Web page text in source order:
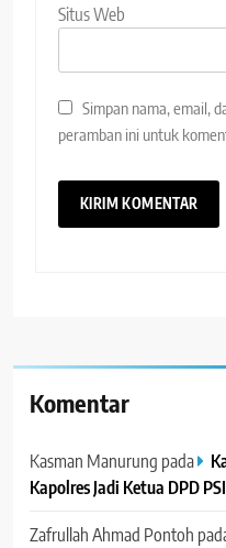
Situs Web
Simpan nama, email,
peramban ini untuk
Komentar
Kasman Manurung pada
Kapolres Jadi Ketua DPD
Zafrullah Ahmad Pontoh